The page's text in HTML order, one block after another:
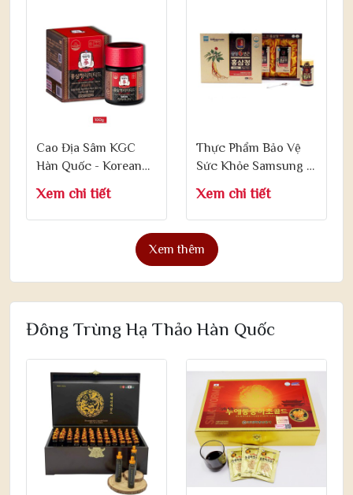
Cao Địa Sâm KGC
Hàn Quốc - Korean
Red Ginseng Extract
Limited 100g
Xem chi tiết
Thực Phẩm Bảo Vệ
Sức Khỏe Samsung 6
Years Red Ginseng
Extract Royal Gold
Xem chi tiết
Xem thêm
Đông Trùng Hạ Thảo Hàn Quốc